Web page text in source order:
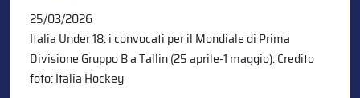
25/03/2026
Italia Under 18: i convocati per il Mondiale di Prima
Divisione Gruppo B a Tallin (25 aprile-1 maggio). Credito
foto: Italia Hockey